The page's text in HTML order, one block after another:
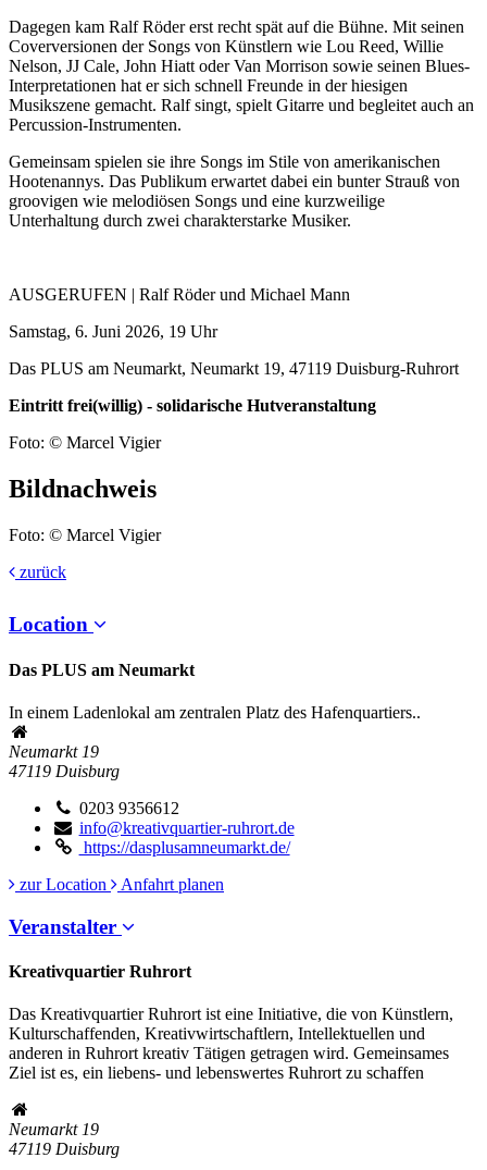
Dagegen kam Ralf Röder erst recht spät auf die Bühne. Mit seinen
Coverversionen der Songs von Künstlern wie Lou Reed, Willie
Nelson, JJ Cale, John Hiatt oder Van Morrison sowie seinen Blues-
Interpretationen hat er sich schnell Freunde in der hiesigen
Musikszene gemacht. Ralf singt, spielt Gitarre und begleitet auch an
Percussion-Instrumenten.
Gemeinsam spielen sie ihre Songs im Stile von amerikanischen
Hootenannys. Das Publikum erwartet dabei ein bunter Strauß von
groovigen wie melodiösen Songs und eine kurzweilige
Unterhaltung durch zwei charakterstarke Musiker.
AUSGERUFEN | Ralf Röder und Michael Mann
Samstag, 6. Juni 2026, 19 Uhr
Das PLUS am Neumarkt, Neumarkt 19, 47119 Duisburg-Ruhrort
Eintritt frei(willig) - solidarische Hutveranstaltung
Foto: © Marcel Vigier
Bildnachweis
Foto: © Marcel Vigier
zurück
Location
Das PLUS am Neumarkt
In einem Ladenlokal am zentralen Platz des Hafenquartiers..
Neumarkt 19
47119 Duisburg
0203 9356612
info@kreativquartier-ruhrort.de
https://dasplusamneumarkt.de/
zur Location
Anfahrt planen
Veranstalter
Kreativquartier Ruhrort
Das Kreativquartier Ruhrort ist eine Initiative, die von Künstlern,
Kulturschaffenden, Kreativwirtschaftlern, Intellektuellen und
anderen in Ruhrort kreativ Tätigen getragen wird. Gemeinsames
Ziel ist es, ein liebens- und lebenswertes Ruhrort zu schaffen
Neumarkt 19
47119 Duisburg